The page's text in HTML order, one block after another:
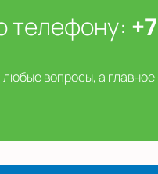
телефону:
вопросы, а